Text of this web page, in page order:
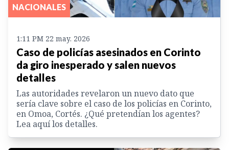
NACIONALES
1:11 PM 22 may. 2026
Caso de policías asesinados en Corinto
da giro inesperado y salen nuevos
detalles
Las autoridades revelaron un nuevo dato que
sería clave sobre el caso de los policías en Corinto,
en Omoa, Cortés. ¿Qué pretendían los agentes?
Lea aquí los detalles.